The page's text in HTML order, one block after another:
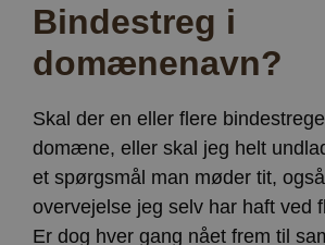
Bindestreg i
domænenavn?
Skal der en eller flere
domæne, eller skal jeg helt
et spørgsmål man møder tit,
overvejelse jeg selv har haft ved
Er dog hver gang nået frem til